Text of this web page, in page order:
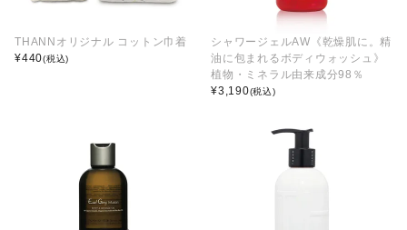
THANNオリジナル コットン巾着
¥440(税込)
シャワージェルAW《乾燥肌に。精
油に包まれるボディウォッシュ》
植物・ミネラル由来成分98％
¥3,190(税込)